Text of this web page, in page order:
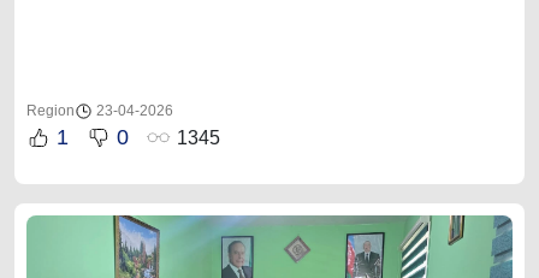
Region 23-04-2026
1 0 1345